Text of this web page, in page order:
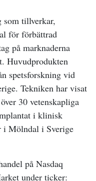
som tillverkar,
för förbättrad
på marknaderna
Huvudprodukten
spetsforskning vid
Tekniken har visat
30 vetenskapliga
i klinisk
i Mölndal i Sverige
på Nasdaq
under ticker: